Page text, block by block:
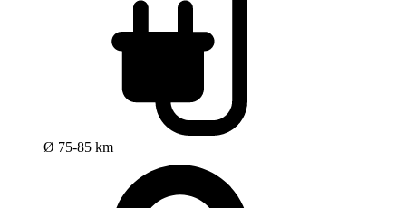
Ø 75-85 km